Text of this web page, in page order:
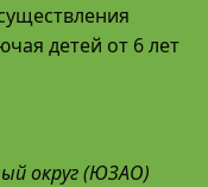
детей от 6 лет
округ (ЮЗАО)